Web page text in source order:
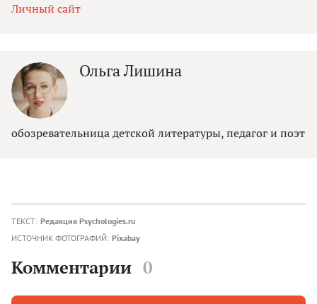
Личный сайт
Ольга Лишина
обозревательница детской литературы, педагог и поэт
ТЕКСТ: Редакция Psychologies.ru
ИСТОЧНИК ФОТОГРАФИЙ: Pixabay
Комментарии 0